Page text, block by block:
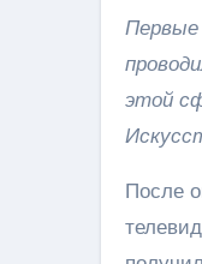
Первые
этой
После